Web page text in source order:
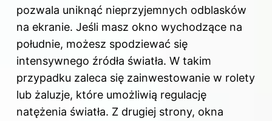
pozwala uniknąć nieprzyjemnych odblasków
na ekranie. Jeśli masz okno wychodzące na
południe, możesz spodziewać się
intensywnego źródła światła. W takim
przypadku zaleca się zainwestowanie w rolety
lub żaluzje, które umożliwią regulację
natężenia światła. Z drugiej strony, okna